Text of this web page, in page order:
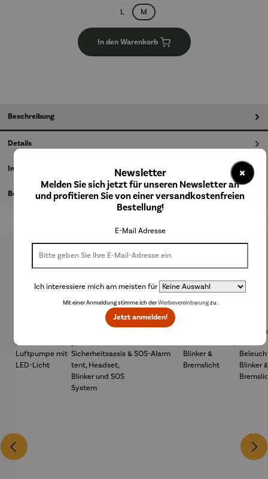
L M
In den Warenkorb
Beschreibung
Details
Informationen zum Hersteller
Bewertungen
Produktgalerie überspringen
Kunden kauften auch
×
Newsletter
Melden Sie sich jetzt für unseren Newsletter an
und profitieren Sie von einer versandkostenfreien
Bestellung!
E-Mail Adresse
Ich interessiere mich am meisten für
Mit einer Anmeldung stimme ich derWerbevereinbarungzu.
Jetzt anmelden!